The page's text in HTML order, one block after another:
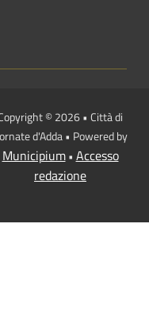
© 2026 • Città di
d'Adda • Powered by
Municipium• Accesso
redazione